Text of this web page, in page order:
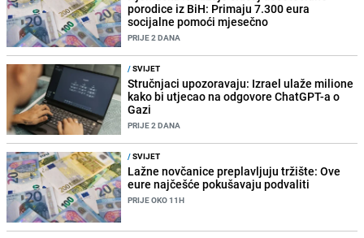
porodice iz BiH: Primaju 7.300 eura
socijalne pomoći mjesečno
PRIJE 2 DANA
/SVIJET
Stručnjaci upozoravaju: Izrael ulaže milione
kako bi utjecao na odgovore ChatGPT-a o
Gazi
PRIJE 2 DANA
/SVIJET
Lažne novčanice preplavljuju tržište: Ove
eure najčešće pokušavaju podvaliti
PRIJE OKO 11H